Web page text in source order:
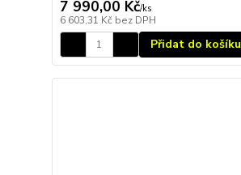
7 990,00 Kč/ks
6 603,31 Kč bez DPH
Přidat do košíku